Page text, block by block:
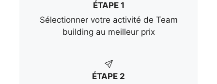
ÉTAPE 1
Sélectionner votre activité de Team
building au meilleur prix
ÉTAPE 2